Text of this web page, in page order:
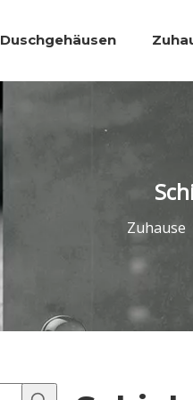
Duschgehäusen
Zuhause